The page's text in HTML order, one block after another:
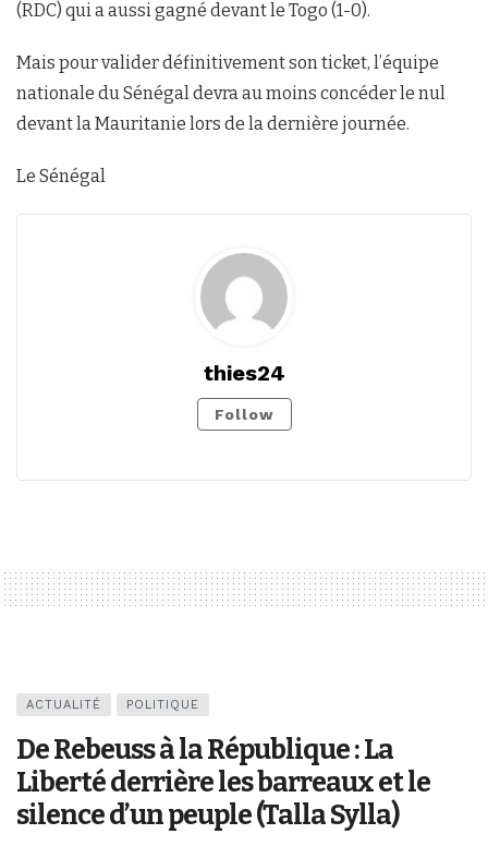
(RDC) qui a aussi gagné devant le Togo (1-0).
Mais pour valider définitivement son ticket, l’équipe
nationale du Sénégal devra au moins concéder le nul
devant la Mauritanie lors de la dernière journée.
Le Sénégal
thies24
Follow
ACTUALITÉ POLITIQUE
De Rebeuss à la République : La
Liberté derrière les barreaux et le
silence d’un peuple (Talla Sylla)